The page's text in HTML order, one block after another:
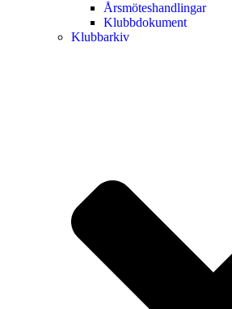
Årsmöteshandlingar
Klubbdokument
Klubbarkiv